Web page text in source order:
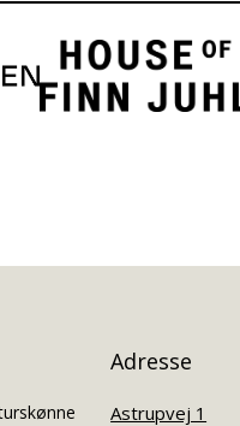
Adresse
Astrupvej 1